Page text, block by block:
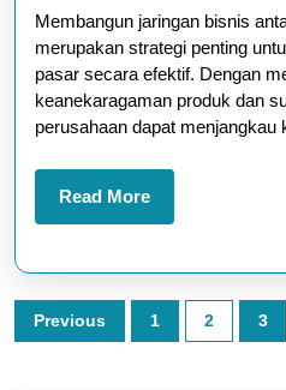
Membangun jaringan bisnis
merupakan strategi penting
pasar secara efektif. Dengan
keanekaragaman produk dan
perusahaan dapat menjangkau
Read MoreRead
More
Posts
pagination
Previous 1 2 3